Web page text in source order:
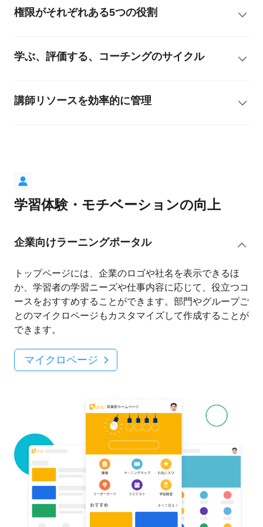
権限がそれぞれある5つの役割
学ぶ、評価する、コーチングのサイクル
講師リソースを効率的に管理
学習体験・モチベーションの向上
企業向けラーニングポータル
トップページには、企業のロゴや社名を表示できるほ
か、学習者の学習ニーズや仕事内容に応じて、役立つコ
ースをおすすめすることができます。部門やグループご
とのマイクロページもカスタマイズして作成することが
できます。
マイクロページ